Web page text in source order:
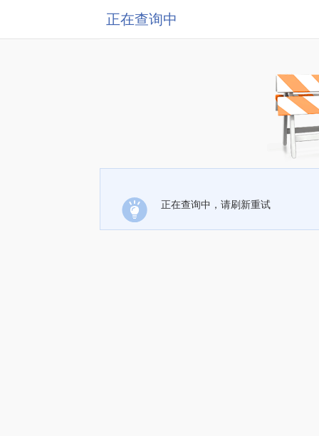
正在查询中
正在查询中，请刷新重试